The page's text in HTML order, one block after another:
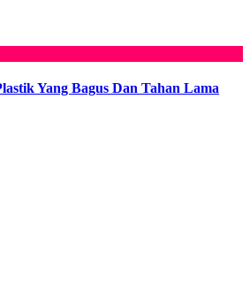
Yang Bagus Dan Tahan Lama